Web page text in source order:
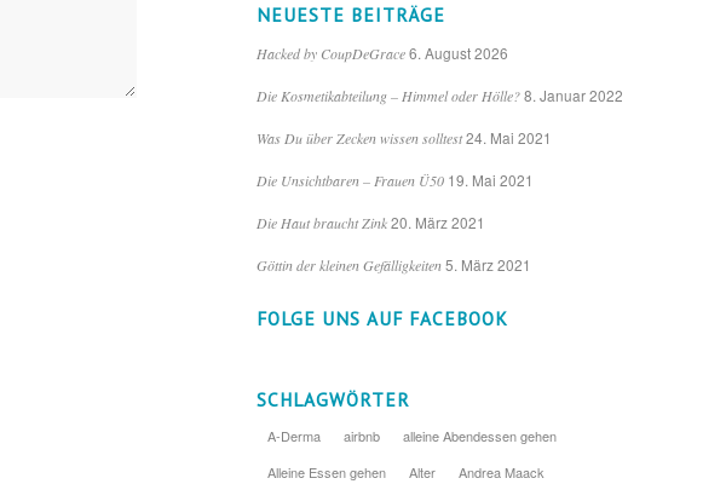
NEUESTE BEITRÄGE
Hacked by CoupDeGrace 6. August 2026
Die Kosmetikabteilung – Himmel oder Hölle? 8. Januar 2022
Was Du über Zecken wissen solltest 24. Mai 2021
Die Unsichtbaren – Frauen Ü50 19. Mai 2021
Die Haut braucht Zink 20. März 2021
Göttin der kleinen Gefälligkeiten 5. März 2021
FOLGE UNS AUF FACEBOOK
SCHLAGWÖRTER
A-Derma airbnb
alleine Abendessen gehen
Alleine Essen gehen
Alter
Andrea Maack